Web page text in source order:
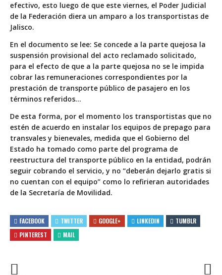
efectivo, esto luego de que este viernes, el Poder Judicial
de la Federación diera un amparo a los transportistas de
Jalisco.
En el documento se lee: Se concede a la parte quejosa la
suspensión provisional del acto reclamado solicitado,
para el efecto de que a la parte quejosa no se le impida
cobrar las remuneraciones correspondientes por la
prestación de transporte público de pasajero en los
términos referidos…
De esta forma, por el momento los transportistas que no
estén de acuerdo en instalar los equipos de prepago para
transvales y bienevales, medida que el Gobierno del
Estado ha tomado como parte del programa de
reestructura del transporte público en la entidad, podrán
seguir cobrando el servicio, y no “deberán dejarlo gratis si
no cuentan con el equipo” como lo refirieran autoridades
de la Secretaría de Movilidad.
FACEBOOK TWITTER GOOGLE+ LINKEDIN
TUMBLR
PINTEREST
MAIL